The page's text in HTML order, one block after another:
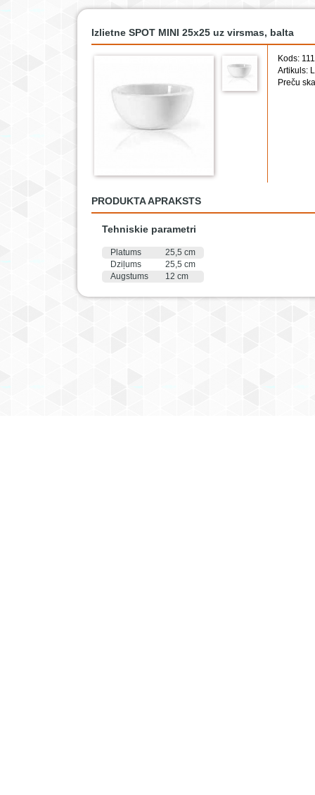
Izlietne SPOT MINI 25x25 uz virsmas, balta
Kods:
Artikuls:
Preču
PRODUKTA APRAKSTS
Tehniskie parametri
Platums
25,5 cm
Dziļums
25,5 cm
Augstums
12 cm